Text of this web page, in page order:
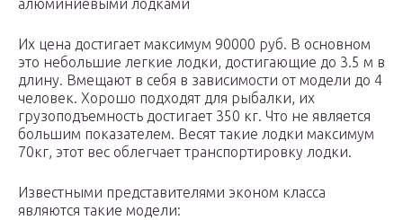
алюминиевыми лодками
Их цена достигает максимум 90000 руб. В основном
это небольшие легкие лодки, достигающие до 3.5 м в
длину. Вмещают в себя в зависимости от модели до 4
человек. Хорошо подходят для рыбалки, их
грузоподъемность достигает 350 кг. Что не является
большим показателем. Весят такие лодки максимум
70кг, этот вес облегчает транспортировку лодки.
Известными представителями эконом класса
являются такие модели: